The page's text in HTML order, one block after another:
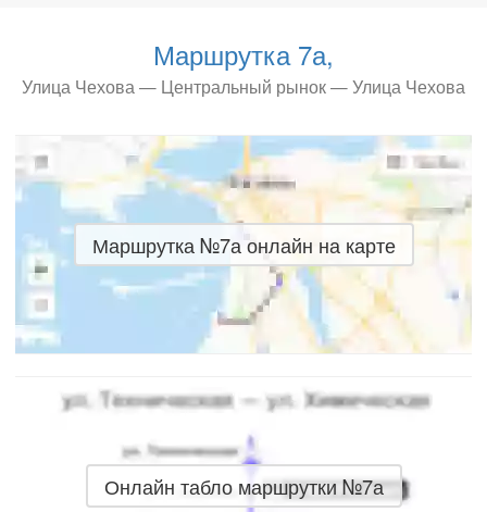
Маршрутка 7а,
Улица Чехова — Центральный рынок — Улица Чехова
Маршрутка №7а онлайн на карте
Онлайн табло маршрутки №7а